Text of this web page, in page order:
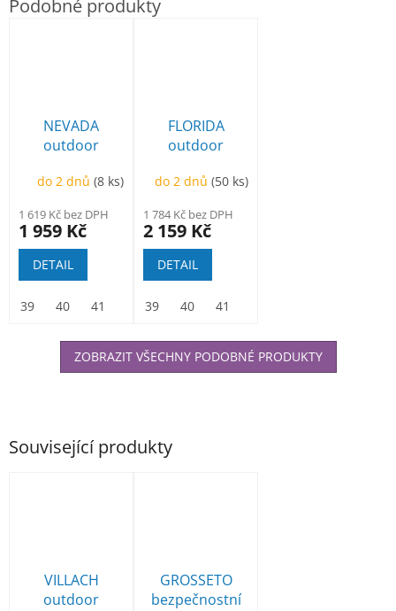
Související produkty
VILLACH
outdoor
GROSSETO
bezpečnostní
NEVADA
outdoor
černá
do 2 dnů(8 ks)
1 619 Kč bez DPH
1 959 Kč
DETAIL
39 40 41
FLORIDA
outdoor
do 2 dnů(50 ks)
1 784 Kč bez DPH
2 159 Kč
DETAIL
39 40 41
ZOBRAZIT VŠECHNY PODOBNÉ PRODUKTY